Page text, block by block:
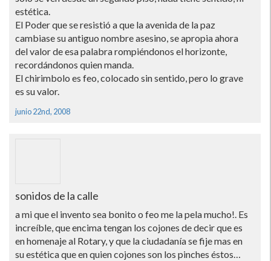
estética.
El Poder que se resistió a que la avenida de la paz
cambiase su antiguo nombre asesino, se apropia ahora
del valor de esa palabra rompiéndonos el horizonte,
recordándonos quien manda.
El chirimbolo es feo, colocado sin sentido, pero lo grave
es su valor.
junio 22nd, 2008
sonidos de la calle
a mi que el invento sea bonito o feo me la pela mucho!. Es
increí­ble, que encima tengan los cojones de decir que es
en homenaje al Rotary, y que la ciudadaní­a se fije mas en
su estética que en quien cojones son los pinches éstos…